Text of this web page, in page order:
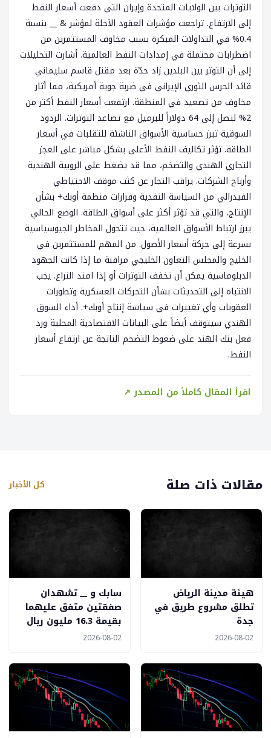
التوترات بين الولايات المتحدة وإيران التي دفعت أسعار النفط
إلى الارتفاع. تراجعت مؤشرات العقود الآجلة لمؤشر & __ بنسبة
0.4% في التداولات المبكرة بسبب مخاوف المستثمرين من
اضطرابات محتملة في إمدادات النفط العالمية. أشارت التحليلات
إلى أن التوتر بين البلدين زاد حدّة بعد مقتل قاسم سليماني
قائد الحرس الثوري الإيراني في ضربة جوية أمريكية، مما أثار
مخاوف من تصعيد في المنطقة. ارتفعت أسعار النفط أكثر من
2% لتصل إلى 64 دولاراً للبرميل مع تصاعد التوترات. الردود
السوقية تبرز حساسية الأسواق الناشئة للتقلبات في أسعار
الطاقة. تؤثر تكاليف النفط الأعلى بشكل مباشر على العجز
التجاري الهندي والتضخم، مما قد يضغط على الروبية الهندية
وأرباح الشركات. يراقب التجار عن كثب موقف الاحتياطي
الفيدرالي من السياسة النقدية وقرارات منظمة أوبك+ بشأن
الإنتاج، والتي قد تؤثر أكثر على أسواق الطاقة. الوضع الحالي
يبرز ارتباط الأسواق العالمية، حيث تتحول المخاطر الجيوسياسية
بسرعة إلى حركة أسعار الأصول. من المهم للمستثمرين في
الخليج والمجلس التعاون الخليجي مراقبة ما إذا كانت الجهود
الدبلوماسية يمكن أن تخفف التوترات أو إذا امتد النزاع. يجب
الانتباه إلى التحديثات بشأن التحركات العسكرية وتطورات
العقوبات وأي تغييرات في سياسة إنتاج أوبك+. أداء السوق
الهندي سيتوقف أيضاً على البيانات الاقتصادية المحلية ورد
فعل بنك الهند على ضغوط التضخم الناتجة عن ارتفاع أسعار
النفط.
اقرأ المقال كاملاً من المصدر ↗
مقالات ذات صلة كل الأخبار
هيئة مدينة الرياض
تطلق مشروع طريق في
جدة
2026-08-02
سابك و __ تشهدان
صفقتين متفق عليهما
بقيمة 16.3 مليون ريال
2026-08-02